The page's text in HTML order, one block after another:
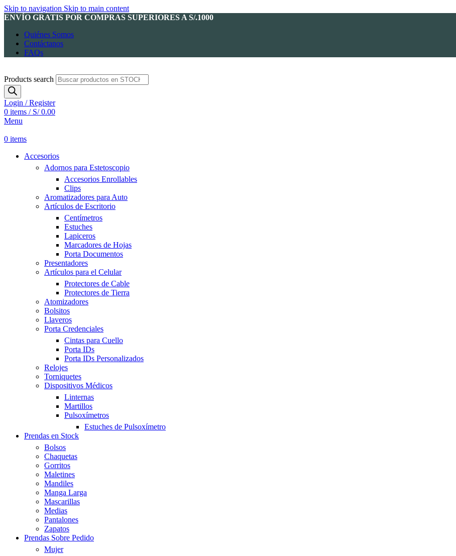
Skip to navigation Skip to main content
ENVÍO GRATIS POR COMPRAS SUPERIORES A S/.1000
Quiénes Somos
Contáctanos
FAQs
Products search
Login / Register
0 items / S/0.00
Menu
0 items
Accesorios
Adornos para Estetoscopio
Accesorios Enrollables
Clips
Aromatizadores para Auto
Artículos de Escritorio
Centímetros
Estuches
Lapiceros
Marcadores de Hojas
Porta Documentos
Presentadores
Artículos para el Celular
Protectores de Cable
Protectores de Tierra
Atomizadores
Bolsitos
Llaveros
Porta Credenciales
Cintas para Cuello
Porta IDs
Porta IDs Personalizados
Relojes
Torniquetes
Dispositivos Médicos
Linternas
Martillos
Pulsoxímetros
Estuches de Pulsoxímetro
Prendas en Stock
Bolsos
Chaquetas
Gorritos
Maletines
Mandiles
Manga Larga
Mascarillas
Medias
Pantalones
Zapatos
Prendas Sobre Pedido
Mujer